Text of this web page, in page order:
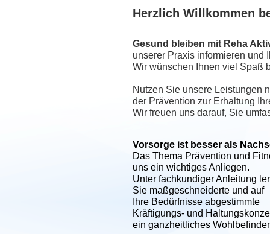
Herzlich Willkommen
Gesund bleiben mit Reha
unserer Praxis informieren und
Wir wünschen Ihnen viel Spaß
Nutzen Sie unsere Leistungen
der Prävention zur Erhaltung
Wir freuen uns darauf, Sie
Vorsorge ist besser als
Das Thema Prävention und
uns ein wichtiges Anliegen.
Unter fachkundiger Anleitung
Sie maßgeschneiderte und auf
Ihre Bedürfnisse abgestimmte
Kräftigungs- und
ein ganzheitliches